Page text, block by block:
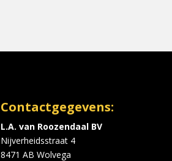
Contactgegevens:
L.A. van Roozendaal BV
Nijverheidsstraat 4
8471 AB Wolvega